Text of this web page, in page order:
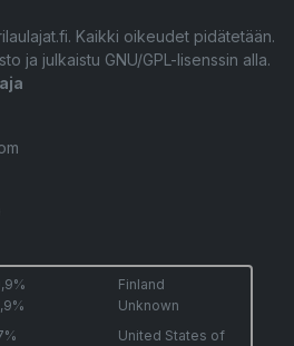
Kaikki oikeudet pidätetään.
ja julkaistu GNU/GPL-lisenssin alla.
Finland
Unknown
United States of